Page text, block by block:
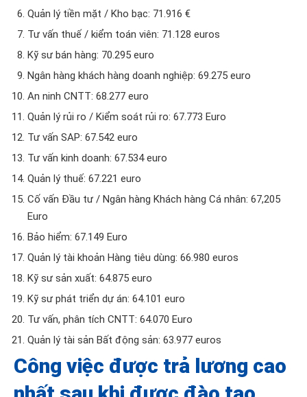
Quản lý tiền mặt / Kho bạc: 71.916 €
Tư vấn thuế / kiểm toán viên: 71.128 euros
Kỹ sư bán hàng: 70.295 euro
Ngân hàng khách hàng doanh nghiệp: 69.275 euro
An ninh CNTT: 68.277 euro
Quản lý rủi ro / Kiểm soát rủi ro: 67.773 Euro
Tư vấn SAP: 67.542 euro
Tư vấn kinh doanh: 67.534 euro
Quản lý thuế: 67.221 euro
Cố vấn Đầu tư / Ngân hàng Khách hàng Cá nhân: 67,205
Euro
Bảo hiểm: 67.149 Euro
Quản lý tài khoản Hàng tiêu dùng: 66.980 euros
Kỹ sư sản xuất: 64.875 euro
Kỹ sư phát triển dự án: 64.101 euro
Tư vấn, phân tích CNTT: 64.070 Euro
Quản lý tài sản Bất động sản: 63.977 euros
Công việc được trả lương cao